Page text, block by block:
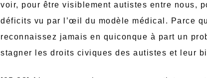
voir, pour être visiblement autistes entre nous,
déficits vu par l’œil du modèle médical. Parce
reconnaissez jamais en quiconque à part un
stagner les droits civiques des autistes et leur